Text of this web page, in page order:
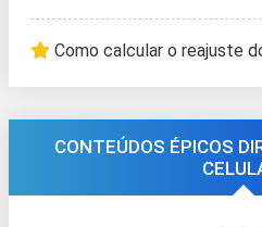
Como calcular o reajuste
CONTEÚDOS ÉPICOS